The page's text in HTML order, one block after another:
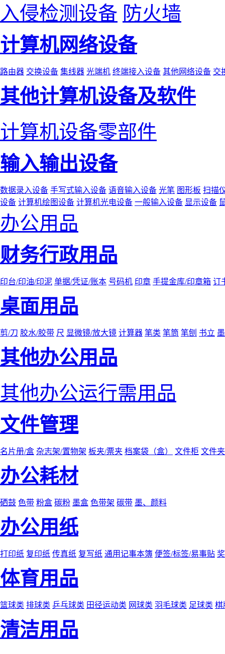
入侵检测设备 防火墙
计算机网络设备
路由器 交换设备 集线器 光端机 终端接入设备 其他网络设备 交
其他计算机设备及软件
计算机设备零部件
输入输出设备
数据录入设备 手写式输入设备 语音输入设备 光笔 图形板 扫描
设备 计算机绘图设备 计算机光电设备 一般输入设备 显示设备
办公用品
财务行政用品
印台/印油/印泥 单据/凭证/账本 号码机 印章 手提金库/印章箱 订
桌面用品
剪/刀 胶水/胶带 尺 显微镜/放大镜 计算器 笔类 笔筒 笔刨 书立
其他办公用品
其他办公运行需用品
文件管理
名片册/盒 杂志架/置物架 板夹/票夹 档案袋（盒） 文件柜 文件
办公耗材
硒鼓 色带 粉盒 碳粉 墨盒 色带架 碳带 墨、颜料
办公用纸
打印纸 复印纸 传真纸 复写纸 通用记事本簿 便签/标签/易事贴
体育用品
篮球类 排球类 乒乓球类 田径运动类 网球类 羽毛球类 足球类 棋
清洁用品